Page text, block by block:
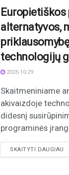
alternatyvos,
technologijų
2025-10-29
Skaitmeniniame
akivaizdoje
didesnį
programinės
SKAITYTI DAUGIAU